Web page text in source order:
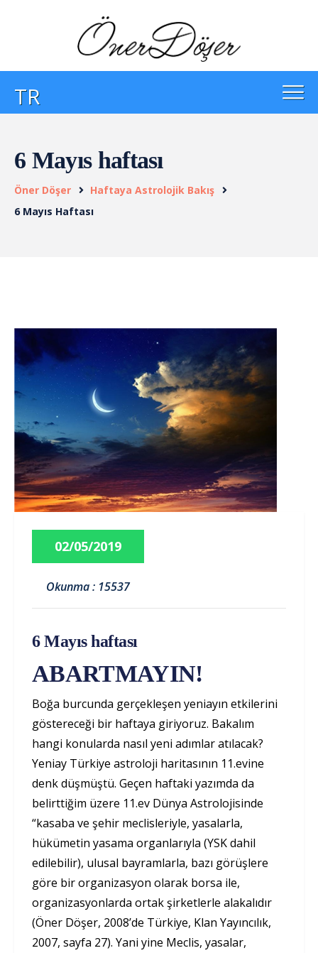
TR
6 Mayıs haftası
Öner Döşer
Haftaya Astrolojik Bakış
6 Mayıs Haftası
02/05/2019
Okunma : 15537
6 Mayıs haftası
ABARTMAYIN!
Boğa burcunda gerçekleşen yeniayın etkilerini
göstereceği bir haftaya giriyoruz. Bakalım
hangi konularda nasıl yeni adımlar atılacak?
Yeniay Türkiye astroloji haritasının 11.evine
denk düşmüştü. Geçen haftaki yazımda da
belirttiğim üzere 11.ev Dünya Astrolojisinde
“kasaba ve şehir meclisleriyle, yasalarla,
hükümetin yasama organlarıyla (YSK dahil
edilebilir), ulusal bayramlarla, bazı görüşlere
göre bir organizasyon olarak borsa ile,
organizasyonlarda ortak şirketlerle alakalıdır
(Öner Döşer, 2008’de Türkiye, Klan Yayıncılık,
2007, sayfa 27). Yani yine Meclis, yasalar,